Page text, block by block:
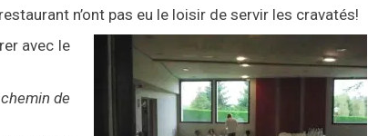
n’ont pas eu le loisir de servir les cravatés!
avec le
de